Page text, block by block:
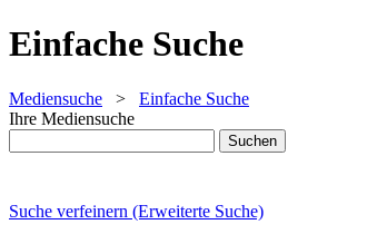
Einfache Suche
Mediensuche > Einfache Suche
Ihre Mediensuche
Suche verfeinern (Erweiterte Suche)